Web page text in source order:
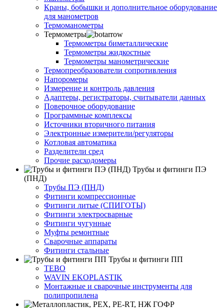
Краны, бобышки и дополнительное оборудование
для манометров
Термоманометры
Термометры
Термометры биметаллические
Термометры жидкостные
Термометры манометрические
Термопреобразователи сопротивления
Напоромеры
Измерение и контроль давления
Адаптеры, регистраторы, считыватели данных
Поверочное оборудование
Программные комплексы
Источники вторичного питания
Электронные измерители/регуляторы
Котловая автоматика
Разделители сред
Прочие расходомеры
Трубы и фитинги ПЭ
(ПНД)
Трубы ПЭ (ПНД)
Фитинги компрессионные
Фитинги литые (СПИГОТЫ)
Фитинги электросварные
Фитинги чугунные
Муфты ремонтные
Сварочные аппараты
Фитинги стальные
Трубы и фитинги ПП
TEBO
WAVIN EKOPLASTIK
Монтажные и сварочные инструменты для
полипропилена